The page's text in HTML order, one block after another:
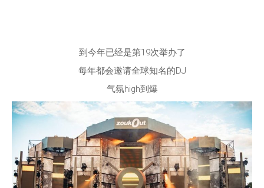
到今年已经是第19次举办了
每年都会邀请全球知名的DJ
气氛high到爆